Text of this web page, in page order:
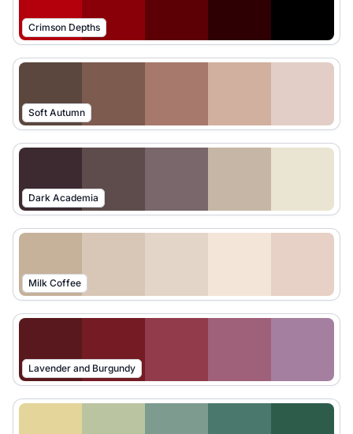
Crimson Depths
Soft Autumn
Dark Academia
Milk Coffee
Lavender and Burgundy